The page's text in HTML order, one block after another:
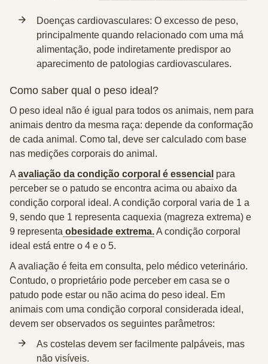
Doenças cardiovasculares: O excesso de peso,
principalmente quando relacionado com uma má
alimentação, pode indiretamente predispor ao
aparecimento de patologias cardiovasculares.
Como saber qual o peso ideal?
O peso ideal não é igual para todos os animais, nem para
animais dentro da mesma raça: depende da conformação
de cada animal. Como tal, deve ser calculado com base
nas medições corporais do animal.
A avaliação da condição corporal é essencial para
perceber se o patudo se encontra acima ou abaixo da
condição corporal ideal. A condição corporal varia de 1 a
9, sendo que 1 representa caquexia (magreza extrema) e
9 representa obesidade extrema.A condição corporal
ideal está entre o 4 e o 5.
A avaliação é feita em consulta, pelo médico veterinário.
Contudo, o proprietário pode perceber em casa se o
patudo pode estar ou não acima do peso ideal. Em
animais com uma condição corporal considerada ideal,
devem ser observados os seguintes parâmetros:
As costelas devem ser facilmente palpáveis, mas
não visíveis.